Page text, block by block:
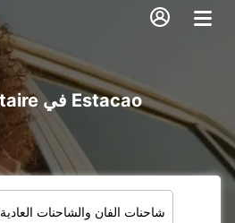
شاحنات الفان والشاحنات العادية